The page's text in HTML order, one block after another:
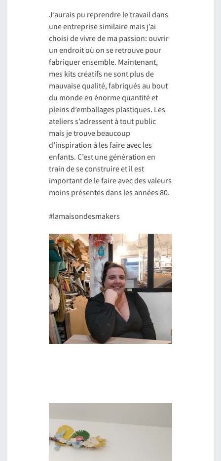
J’aurais pu reprendre le travail dans
une entreprise similaire mais j’ai
choisi de vivre de ma passion: ouvrir
un endroit où on se retrouve pour
fabriquer ensemble. Maintenant,
mes kits créatifs ne sont plus de
mauvaise qualité, fabriqués au bout
du monde en énorme quantité et
pleins d’emballages plastiques. Les
ateliers s’adressent à tout public
mais je trouve beaucoup
d’inspiration à les faire avec les
enfants. C’est une génération en
train de se construire et il est
important de le faire avec des valeurs
moins présentes dans les années 80.
#lamaisondesmakers